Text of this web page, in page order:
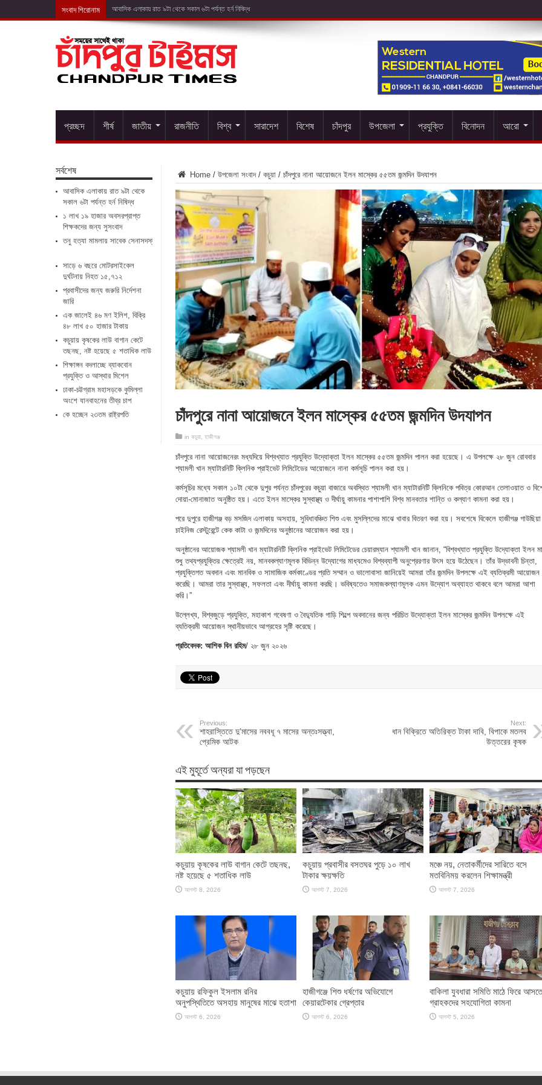
সংবাদ শিরোনাম ১ লাখ ১৯ হ
প্রচ্ছদ শীর্ষ জাতীয় রাজনীতি বিশ্ব সারাদেশ বিশেষ চাঁদপুর উপজেলা প্রযুক্তি বিনোদন আরো
Home / উপজেলা সংবাদ / কচুয়া / চাঁদপুরে নানা আয়োজনে ইলন মাস্কের ৫৫তম জন্মদিন উদযাপন
চাঁদপুরে নানা আয়োজনে ইলন মাস্কের ৫৫তম জন্মদিন উদযাপন
in কচুয়া হাজীগঞ্জ
চাঁদপুরে নানা আয়োজনেরং মধ্যদিয়ে বিশ্বখ্যাত প্রযুক্তি উদ্যোক্তা ইলন মাস্কের ৫৫তম জন্মদিন পালন করা হয়েছে। এ উপলক্ষে ২৮ জুন রোববার
শ্যামলী খান ম্যাটারনিটি ক্লিনিক প্রাইভেট লিমিটেডের আয়োজনে নানা কর্মসূচি পালন করা হয়।
কর্মসূচির মধ্যে সকাল ১০টা থেকে দুপুর পর্যন্ত চাঁদপুরের কচুয়া বাজারে অবস্থিত শ্যামলী খান ম্যাটারনিটি ক্লিনিকে পবিত্র কোরআন তেলাওয়াত ও
দোয়া-মোনাজাত অনুষ্ঠিত হয়। এতে ইলন মাস্কের সুস্বাস্থ্য ও দীর্ঘায়ু কামনার পাশাপাশি বিশ্ব মানবতার শান্তি ও কল্যাণ কামনা করা হয়।
পরে দুপুরে হাজীগঞ্জ বড় মসজিদ এলাকায় অসহায়, সুবিধাবঞ্চিত শিশু এবং মুসল্লিদের মাঝে খাবার বিতরণ করা হয়। সবশেষে বিকেলে হাজীগঞ্জ গাউছিয়া
চাইনিজ রেস্টুরেন্টে কেক কাটা ও জন্মদিনের অনুষ্ঠানের আয়োজন করা হয়।
অনুষ্ঠানের আয়োজক শ্যামলী খান ম্যাটারনিটি ক্লিনিক প্রাইভেট লিমিটেডের চেয়ারম্যান শ্যামলী খান জানান, “বিশ্বখ্যাত প্রযুক্তি উদ্যোক্তা ইলন
শুধু তথ্যপ্রযুক্তির ক্ষেত্রেই নয়, মানবকল্যাণমূলক বিভিন্ন উদ্যোগের মাধ্যমেও বিশ্বব্যাপী অনুপ্রেরণার উৎস হয়ে উঠেছেন। তাঁর উদ্ভাবনী চিন্তা,
প্রযুক্তিগত অবদান এবং মানবিক ও সামাজিক কর্মকাণ্ডের প্রতি সম্মান ও ভালোবাসা জানিয়েই আমরা তাঁর জন্মদিন উপলক্ষে এই ব্যতিক্রমী আয়োজন
করেছি। আমরা তার সুস্বাস্থ্য, সফলতা এবং দীর্ঘায়ু কামনা করছি। ভবিষ্যতেও সমাজকল্যাণমূলক এমন উদ্যোগ অব্যাহত থাকবে বলে আমরা আশা
করি।”
উল্লেখ্য, বিশ্বজুড়ে প্রযুক্তি, মহাকাশ গবেষণা ও বৈদ্যুতিক গাড়ি শিল্পে অবদানের জন্য পরিচিত উদ্যোক্তা ইলন মাস্কের জন্মদিন উপলক্ষে এই
ব্যতিক্রমী আয়োজন স্থানীয়ভাবে আগ্রহের সৃষ্টি করেছে।
প্রতিবেদক: আশিক বিন রহিম/ ২৮ জুন ২০২৬
Previous:
শাহরাস্তিতে দু’মাসের নববধূ ৭ মাসের অন্তঃসত্ত্বা,
প্রেমিক আটক
Next:
ধান বিক্রিতে অতিরিক্ত টাকা দাবি, বিপাকে মতলব
উত্তরের কৃষক
এই মুহূর্তে অন্যরা যা পড়ছেন
কচুয়ায় কৃষকের লাউ বাগান কেটে তছনছ,
নষ্ট হয়েছে ৫ শতাধিক লাউ
আগস্ট 8, 2026
কচুয়ায় প্রবাসীর বসতঘর পুড়ে ১০ লাখ
টাকার ক্ষয়ক্ষতি
আগস্ট 7, 2026
মঞ্চে নয়, নেতাকর্মীদের সারিতে বসে
মতবিনিময় করলেন শিক্ষামন্ত্রী
আগস্ট 7, 2026
কচুয়ায় রফিকুল ইসলাম রনির
অনুপস্থিতিতে অসহায় মানুষের মাঝে হতাশা
আগস্ট 6, 2026
হাজীগঞ্জে শিশু ধর্ষণের অভিযোগে
কেয়ারটেকার গ্রেপ্তার
আগস্ট 6, 2026
বাকিলা যুবধারা সমিতি মাঠে ফিরে আসতে
গ্রাহকদের সহযোগিতা কামনা
আগস্ট 5, 2026
সর্বশেষ
আবাসিক এলাকায় রাত ৯টা থেকে
সকাল ৬টা পর্যন্ত হর্ন নিষিদ্ধ
১ লাখ ১৯ হাজার অবসরপ্রাপ্ত
শিক্ষকদের জন্য সুসংবাদ
তনু হত্যা মামলায় সাবেক সেনাসদস্য ফের গ্রেপ্তার
সাড়ে ৬ বছরে মোটরসাইকেল
দুর্ঘটনায় নিহত ১৫,৭১২
প্রবাসীদের জন্য জরুরি নির্দেশনা
জারি
এক জালেই ৪৬ মণ ইলিশ, বিক্রি
৪৮ লাখ ৫০ হাজার টাকায়
কচুয়ায় কৃষকের লাউ বাগান কেটে
তছনছ, নষ্ট হয়েছে ৫ শতাধিক লাউ
শিক্ষাঙ্গন বদলাচ্ছে ব্যাকবোন
প্রযুক্তি ও আস্থার মিশেল
ঢাকা-চট্টগ্রাম মহাসড়কে কুমিল্লা
অংশে যানবাহনের তীব্র চাপ
কে হচ্ছেন ২৩তম রাষ্ট্রপতি